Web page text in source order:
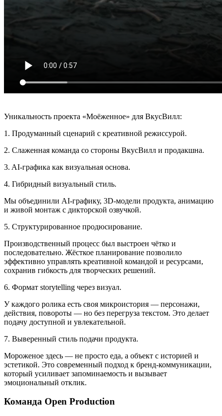
Уникальность проекта «Моёженное» для ВкусВилл:
1. Продуманный сценарий с креативной режиссурой.
2. Слаженная команда со стороны ВкусВилл и продакшна.
3. AI-графика как визуальная основа.
4. Гибридный визуальный стиль.
Мы объединили AI-графику, 3D-модели продукта, анимацию
и живой монтаж с дикторской озвучкой.
5. Структурированное продюсирование.
Производственный процесс был выстроен чётко и
последовательно. Жёсткое планирование позволило
эффективно управлять креативной командой и ресурсами,
сохранив гибкость для творческих решений.
6. Формат storytelling через визуал.
У каждого ролика есть своя микроистория — персонажи,
действия, повороты — но без перегруза текстом. Это делает
подачу доступной и увлекательной.
7. Выверенный стиль подачи продукта.
Мороженое здесь — не просто еда, а объект с историей и
эстетикой. Это современный подход к бренд-коммуникации,
который усиливает запоминаемость и вызывает
эмоциональный отклик.
Команда Open Production